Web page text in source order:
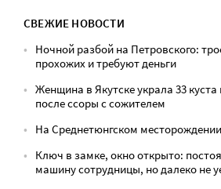
СВЕЖИЕ НОВОСТИ
Ночной разбой на Петровского:
прохожих и требуют деньги
Женщина в Якутске украла 33
после ссоры с сожителем
На Среднетюнгском
Ключ в замке, окно открыто:
машину сотрудницы, но далеко не